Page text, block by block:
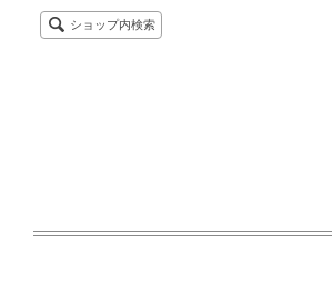
ショップ内検索